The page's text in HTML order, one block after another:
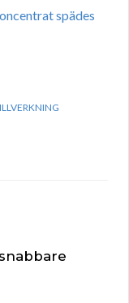
spädes